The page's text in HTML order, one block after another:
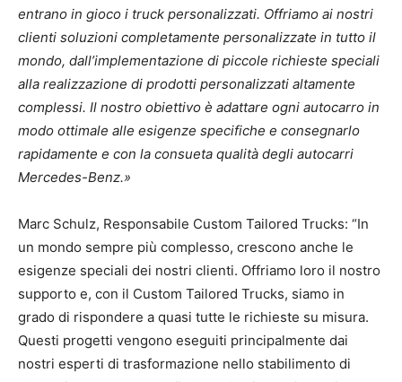
entrano in gioco i truck personalizzati. Offriamo ai nostri
clienti soluzioni completamente personalizzate in tutto il
mondo, dall’implementazione di piccole richieste speciali
alla realizzazione di prodotti personalizzati altamente
complessi. Il nostro obiettivo è adattare ogni autocarro in
modo ottimale alle esigenze specifiche e consegnarlo
rapidamente e con la consueta qualità degli autocarri
Mercedes-Benz.»
Marc Schulz, Responsabile Custom Tailored Trucks: “In
un mondo sempre più complesso, crescono anche le
esigenze speciali dei nostri clienti. Offriamo loro il nostro
supporto e, con il Custom Tailored Trucks, siamo in
grado di rispondere a quasi tutte le richieste su misura.
Questi progetti vengono eseguiti principalmente dai
nostri esperti di trasformazione nello stabilimento di